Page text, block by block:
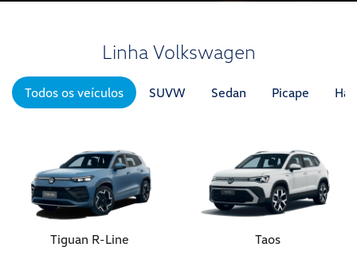
Linha Volkswagen
Todos os veículos SUVW Sedan Picape
Tiguan R-Line Taos